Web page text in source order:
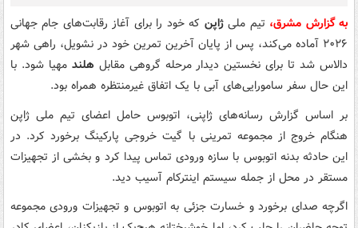
به گزارش مشرق، تیم ملیژاپن که خود را برای آغاز رقابت‌های جام جهانی
۲۰۲۶ آماده می‌کند، پس از پایان آخرین تمرین خود در نشویل، راهی شهر
دالاس شد تا برای نخستین دیدار مرحله گروهی مقابل هلند مهیا شود. با
این حال سفر سامورایی‌های آبی با یک اتفاق غیرمنتظره همراه بود.
بر اساس گزارش رسانه‌های ژاپنی، اتوبوس حامل اعضای تیم ملی ژاپن
هنگام خروج از مجموعه تمرینی با گیت خروجی پارکینگ برخورد کرد. در
این حادثه بدنه اتوبوس با سازه ورودی تماس پیدا کرد و بخشی از تجهیزات
مستقر در محل از جمله سیستم اینترکام آسیب دید.
اگرچه صدای برخورد و خسارت جزئی به اتوبوس و تجهیزات ورودی مجموعه